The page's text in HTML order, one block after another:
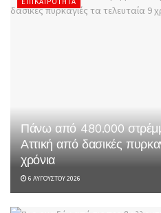
Πάνω από 480.000
Αττική από δασικές
χρόνια
6 ΑΥΓΟΎΣΤΟΥ 2026